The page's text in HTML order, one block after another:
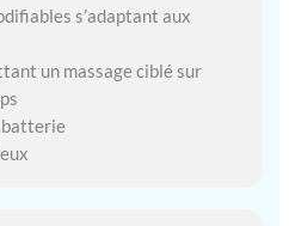
souhaitant se faire masser.
cadeau idéal】Ce pistolet
de massage à percussion
est facile à transporter et
vous accompagnera à la
s’adaptant aux
un massage ciblé sur
batterie